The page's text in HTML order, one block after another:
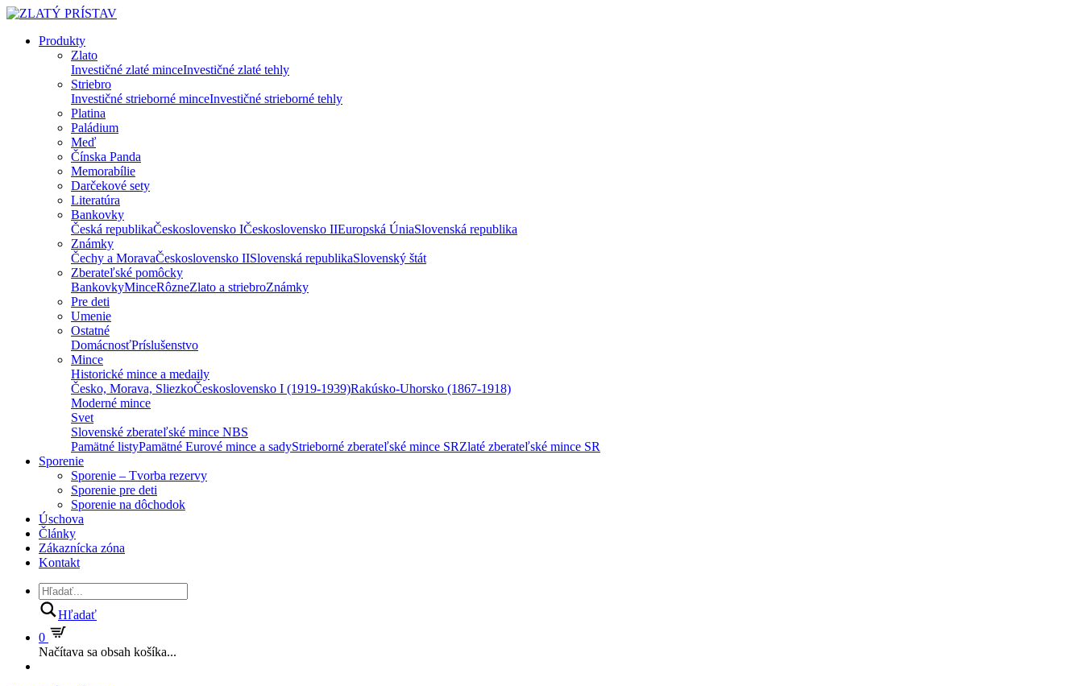
Produkty
Zlato
Investičné zlaté minceInvestičné zlaté tehly
Striebro
Investičné strieborné minceInvestičné strieborné tehly
Platina
Paládium
Meď
Čínska Panda
Memorabílie
Darčekové sety
Literatúra
Bankovky
Česká republikaČeskoslovensko IČeskoslovensko IIEuropská ÚniaSlovenská republika
Známky
Čechy a MoravaČeskoslovensko IISlovenská republikaSlovenský štát
Zberateľské pomôcky
BankovkyMinceRôzneZlato a striebroZnámky
Pre deti
Umenie
Ostatné
DomácnosťPríslušenstvo
Mince
Historické mince a medaily
Česko, Morava, SliezkoČeskoslovensko I (1919-1939)Rakúsko-Uhorsko (1867-1918)
Moderné mince
Svet
Slovenské zberateľské mince NBS
Pamätné listyPamätné Eurové mince a sadyStrieborné zberateľské mince SRZlaté zberateľské mince SR
Sporenie
Sporenie – Tvorba rezervy
Sporenie pre deti
Sporenie na dôchodok
Úschova
Články
Zákaznícka zóna
Kontakt
Hľadať
0
Načítava sa obsah košíka...